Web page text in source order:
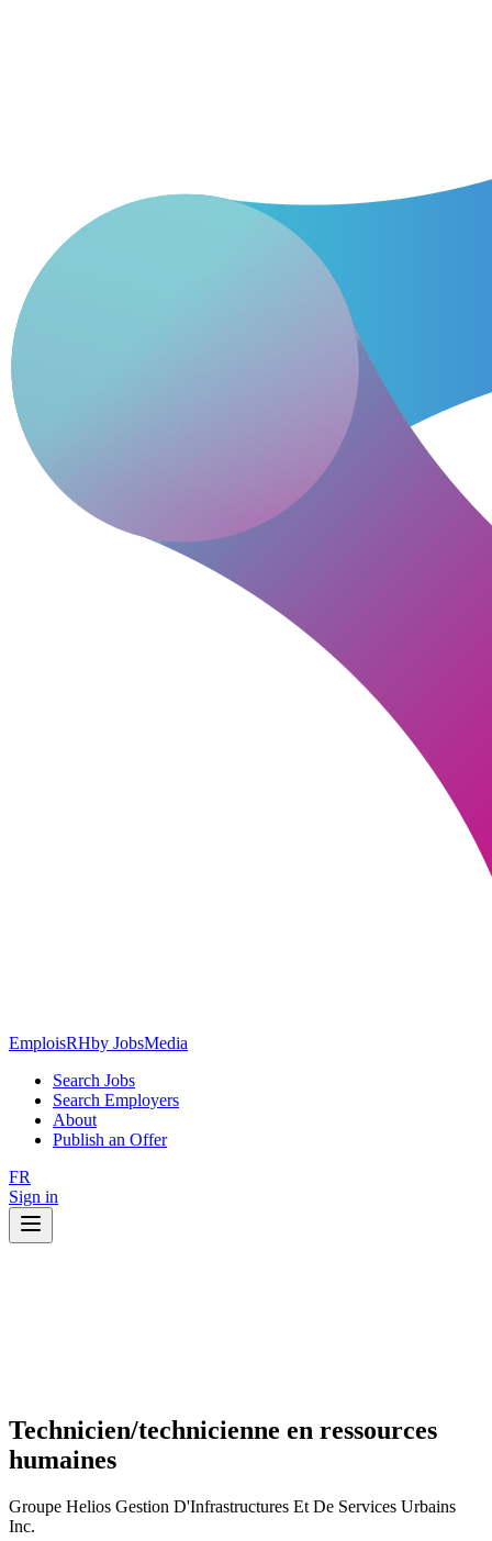
EmploisRHby JobsMedia
Search Jobs
Search Employers
About
Publish an Offer
FR
Sign in
Technicien/technicienne en ressources
humaines
Groupe Helios Gestion D'Infrastructures Et De Services Urbains
Inc.